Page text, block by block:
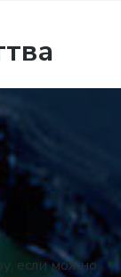
если можно